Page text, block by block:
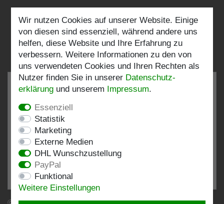
Folgen Sie uns:
bei: shopvote.de, Amazon
Bewertungsprofil bei SHOPVOTE.DE ansehen
Informationen zur Echtheit von Kundenbewertungen
Wir nutzen Cookies auf unserer Website. Einige
von diesen sind essenziell, während andere uns
helfen, diese Website und Ihre Erfahrung zu
verbessern. Weitere Informationen zu den von
uns verwendeten Cookies und Ihren Rechten als
Nutzer finden Sie in unserer Daten­schutz­
erklärung und unserem Impressum.
Essenziell
Statistik
Marketing
Externe Medien
DHL Wunschzustellung
PayPal
Funktional
Weitere Einstellungen